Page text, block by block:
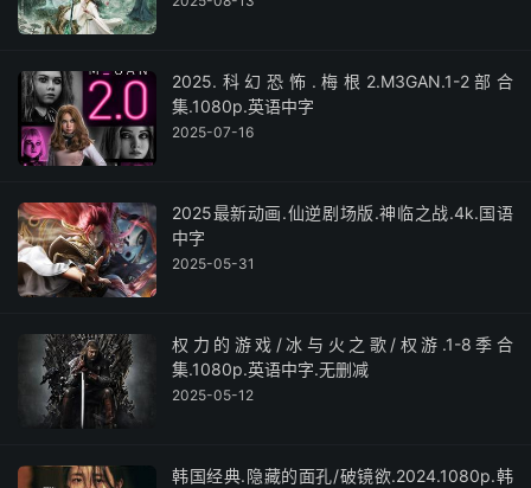
2025.科幻恐怖.梅根2.M3GAN.1-2部合
集.1080p.英语中字
2025-07-16
2025最新动画.仙逆剧场版.神临之战.4k.国语
中字
2025-05-31
权力的游戏/冰与火之歌/权游.1-8季合
集.1080p.英语中字.无删减
2025-05-12
韩国经典.隐藏的面孔/破镜欲.2024.1080p.韩